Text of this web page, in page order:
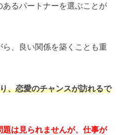
るパートナーを選ぶことが
、良い関係を築くことも重
、恋愛のチャンスが訪れるで
は見られませんが、仕事が